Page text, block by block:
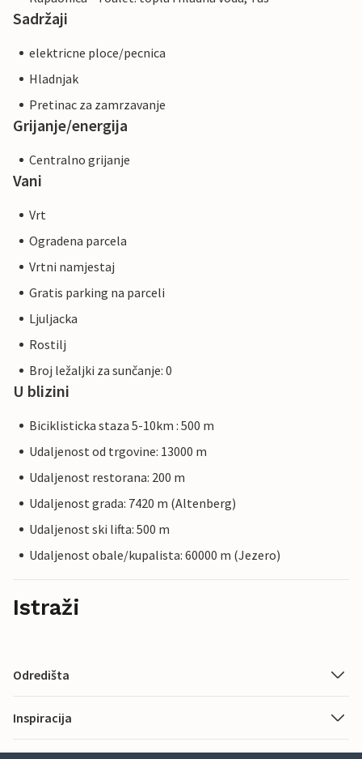
Sadržaji
elektricne ploce/pecnica
Hladnjak
Pretinac za zamrzavanje
Grijanje/energija
Centralno grijanje
Vani
Vrt
Ogradena parcela
Vrtni namjestaj
Gratis parking na parceli
Ljuljacka
Rostilj
Broj ležaljki za sunčanje: 0
U blizini
Biciklisticka staza 5-10km : 500 m
Udaljenost od trgovine: 13000 m
Udaljenost restorana: 200 m
Udaljenost grada: 7420 m (Altenberg)
Udaljenost ski lifta: 500 m
Udaljenost obale/kupalista: 60000 m (Jezero)
Istraži
Odredišta
Inspiracija